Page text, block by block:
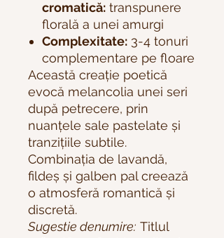
cromatică: transpunere
florală a unei amurgi
Complexitate: 3-4 tonuri
complementare pe floare
Această creație poetică
evocă melancolia unei seri
după petrecere, prin
nuanțele sale pastelate și
tranzițiile subtile.
Combinația de lavandă,
fildeș și galben pal creează
o atmosferă romantică și
discretă.
Sugestie denumire: Titlul